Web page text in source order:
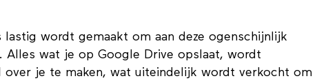
wordt gemaakt om aan deze ogenschijnlijk
Alles wat je op Google Drive opslaat, wordt
over je te maken, wat uiteindelijk wordt verkocht om